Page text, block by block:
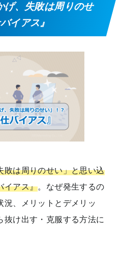
げ、失敗は周りのせ
イアス』
敗は周りのせい」と思い込
イアス』。なぜ発生するの
況、メリットとデメリッ
抜け出す・克服する方法に